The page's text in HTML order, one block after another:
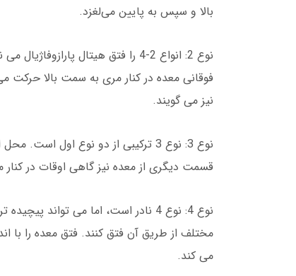
بالا و سپس به پایین می‌لغزد.
فوقانی معده در کنار مری به سمت بالا حرکت
نیز می گویند.
نوع 3: نوع 3 ترکیبی از دو نوع اول
قسمت دیگری از معده نیز گاهی اوقات در
نوع 4: نوع 4 نادر است، اما می
مختلف از طریق آن فتق کنند. فتق معده را با
می کند.